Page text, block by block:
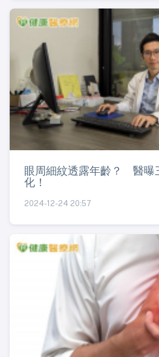
眼周細紋透露年齡？ 醫曝
化！
2024-12-24 20:57